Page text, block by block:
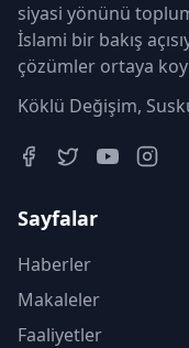
siyasi yönünü
İslami bir bakış
çözümler ortaya
Köklü Değişim,
Sayfalar
Haberler
Makaleler
Faaliyetler